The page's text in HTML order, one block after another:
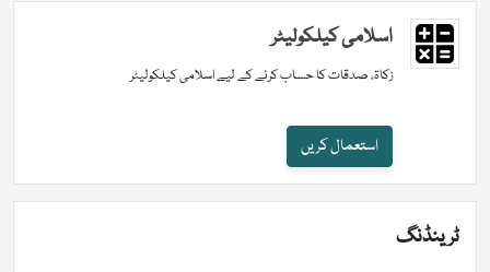
اسلامی کیلکولیٹر
زکاۃ، صدقات کا حساب کرنے کے لیے اسلامی کیلکولیٹر
استعمال کریں
ٹرینڈنگ